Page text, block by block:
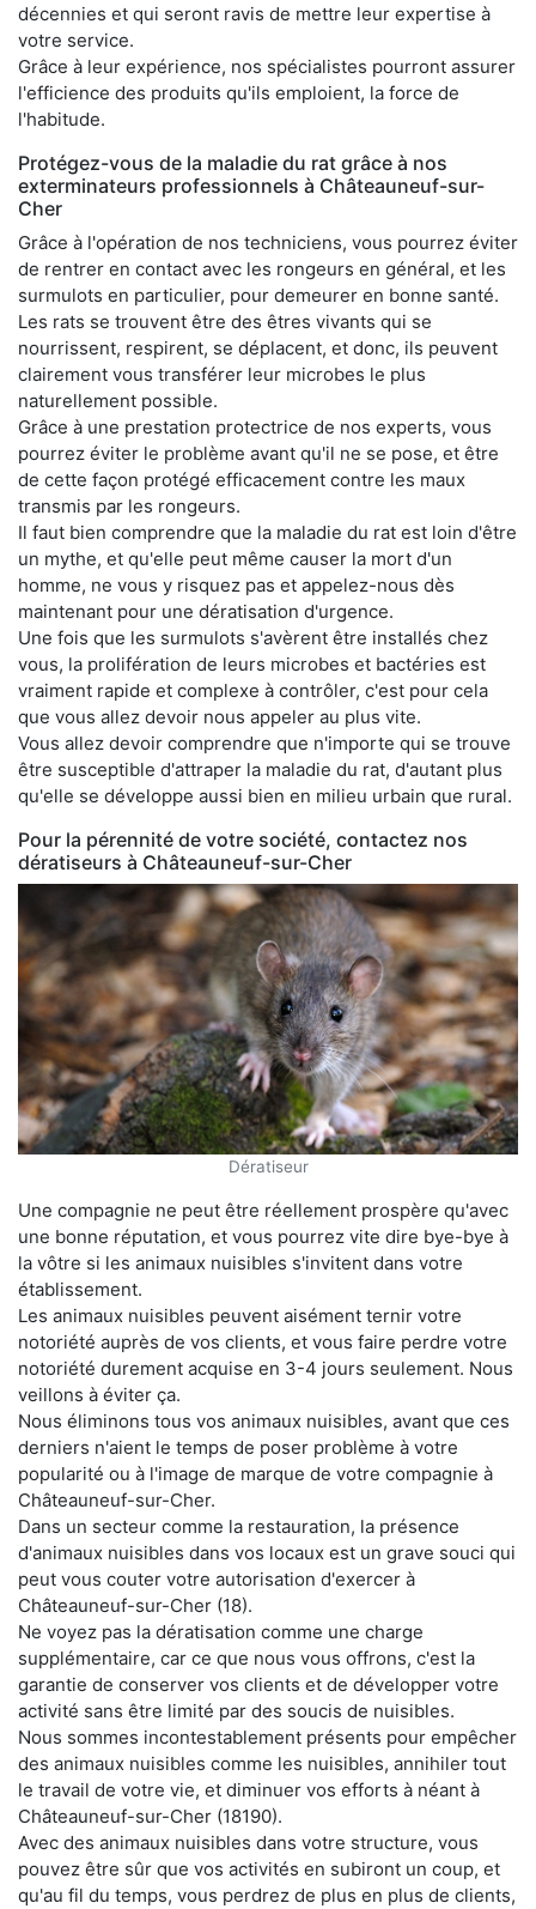
décennies et qui seront ravis de mettre leur expertise à
votre service.
Grâce à leur expérience, nos spécialistes pourront assurer
l'efficience des produits qu'ils emploient, la force de
l'habitude.
Protégez-vous de la maladie du rat grâce à nos
exterminateurs professionnels à Châteauneuf-sur-
Cher
Grâce à l'opération de nos techniciens, vous pourrez éviter
de rentrer en contact avec les rongeurs en général, et les
surmulots en particulier, pour demeurer en bonne santé.
Les rats se trouvent être des êtres vivants qui se
nourrissent, respirent, se déplacent, et donc, ils peuvent
clairement vous transférer leur microbes le plus
naturellement possible.
Grâce à une prestation protectrice de nos experts, vous
pourrez éviter le problème avant qu'il ne se pose, et être
de cette façon protégé efficacement contre les maux
transmis par les rongeurs.
Il faut bien comprendre que la maladie du rat est loin d'être
un mythe, et qu'elle peut même causer la mort d'un
homme, ne vous y risquez pas et appelez-nous dès
maintenant pour une dératisation d'urgence.
Une fois que les surmulots s'avèrent être installés chez
vous, la prolifération de leurs microbes et bactéries est
vraiment rapide et complexe à contrôler, c'est pour cela
que vous allez devoir nous appeler au plus vite.
Vous allez devoir comprendre que n'importe qui se trouve
être susceptible d'attraper la maladie du rat, d'autant plus
qu'elle se développe aussi bien en milieu urbain que rural.
Pour la pérennité de votre société, contactez nos
dératiseurs à Châteauneuf-sur-Cher
Dératiseur
Une compagnie ne peut être réellement prospère qu'avec
une bonne réputation, et vous pourrez vite dire bye-bye à
la vôtre si les animaux nuisibles s'invitent dans votre
établissement.
Les animaux nuisibles peuvent aisément ternir votre
notoriété auprès de vos clients, et vous faire perdre votre
notoriété durement acquise en 3-4 jours seulement. Nous
veillons à éviter ça.
Nous éliminons tous vos animaux nuisibles, avant que ces
derniers n'aient le temps de poser problème à votre
popularité ou à l'image de marque de votre compagnie à
Châteauneuf-sur-Cher.
Dans un secteur comme la restauration, la présence
d'animaux nuisibles dans vos locaux est un grave souci qui
peut vous couter votre autorisation d'exercer à
Châteauneuf-sur-Cher (18).
Ne voyez pas la dératisation comme une charge
supplémentaire, car ce que nous vous offrons, c'est la
garantie de conserver vos clients et de développer votre
activité sans être limité par des soucis de nuisibles.
Nous sommes incontestablement présents pour empêcher
des animaux nuisibles comme les nuisibles, annihiler tout
le travail de votre vie, et diminuer vos efforts à néant à
Châteauneuf-sur-Cher (18190).
Avec des animaux nuisibles dans votre structure, vous
pouvez être sûr que vos activités en subiront un coup, et
qu'au fil du temps, vous perdrez de plus en plus de clients,